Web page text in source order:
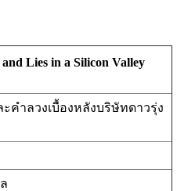
Lies in a Silicon Valley
ะคำลวงเบื้องหลังบริษัทดาวรุ่ง